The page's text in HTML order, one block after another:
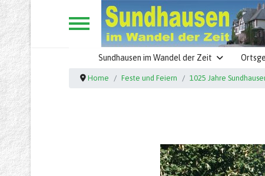
Sundhausen im Wandel der Zeit
Home Feste und Feiern 1025 Jahre